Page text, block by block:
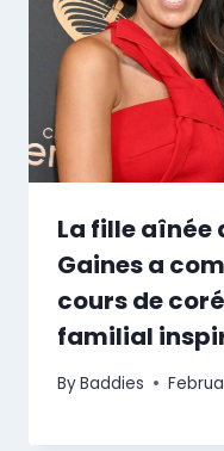
La fille aînée
Gaines a
cours de
familial
ByBaddies